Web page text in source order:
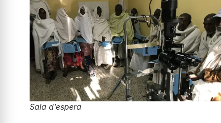
Sala d’espera